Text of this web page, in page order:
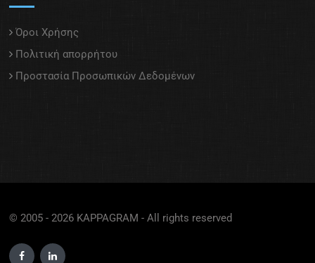
Όροι Χρήσης
Πολιτική απορρήτου
Προστασία Προσωπικών Δεδομένων
© 2005 - 2026 KAPPAGRAM - All rights reserved